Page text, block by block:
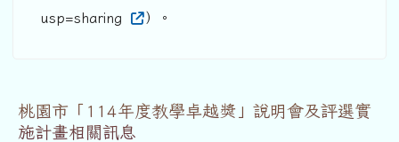
usp=sharing
）。
桃園市「114年度教學卓越獎」說明會及評選實
施計畫相關訊息